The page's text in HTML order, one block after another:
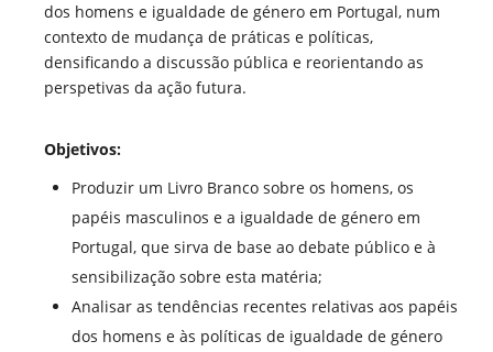
dos homens e igualdade de género em Portugal, num
contexto de mudança de práticas e políticas,
densificando a discussão pública e reorientando as
perspetivas da ação futura.
Objetivos:
Produzir um Livro Branco sobre os homens, os
papéis masculinos e a igualdade de género em
Portugal, que sirva de base ao debate público e à
sensibilização sobre esta matéria;
Analisar as tendências recentes relativas aos papéis
dos homens e às políticas de igualdade de género